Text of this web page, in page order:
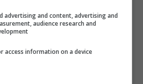
advertising and content, advertising and
audience research and
access information on a device